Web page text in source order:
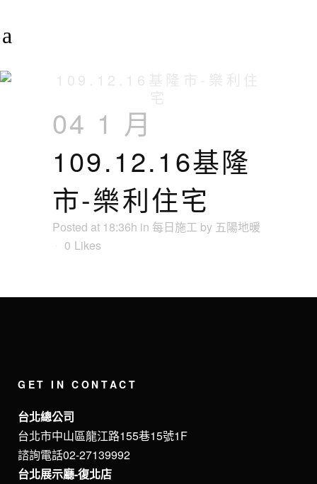
04 1 月
109.12.16基隆
市-樂利住宅
Posted at 18:36h in 每日施工 by 五陽地暖
0 Likes
GET IN CONTACT
台北總公司
台北市中山區龍江路155巷15號1F
諮詢電話02-27139992
台北展示廳-復北店